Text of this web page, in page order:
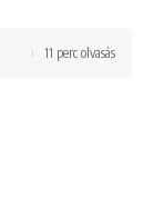
11 perc olvasás